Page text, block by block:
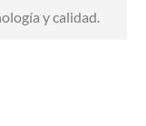
y calidad.